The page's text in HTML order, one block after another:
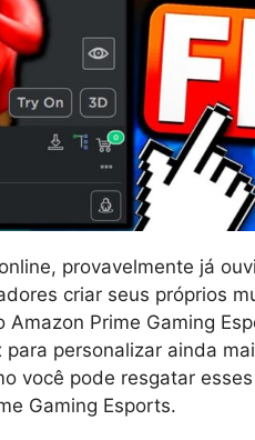
provavelmente já
criar seus próprios
Amazon Prime Gaming
personalizar ainda
você pode resgatar
Gaming Esports.